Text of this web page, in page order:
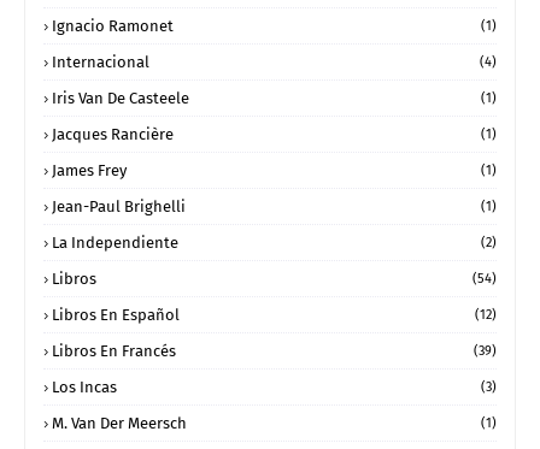
Ignacio Ramonet (1)
Internacional (4)
Iris Van De Casteele (1)
Jacques Rancière (1)
James Frey (1)
Jean-Paul Brighelli (1)
La Independiente (2)
Libros (54)
Libros En Español (12)
Libros En Francés (39)
Los Incas (3)
M. Van Der Meersch (1)